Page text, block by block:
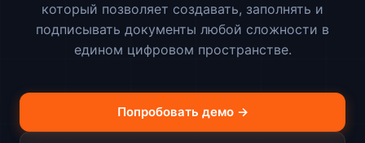
который позволяет создавать, заполнять и
подписывать документы любой сложности в
едином цифровом пространстве.
Попробовать демо →